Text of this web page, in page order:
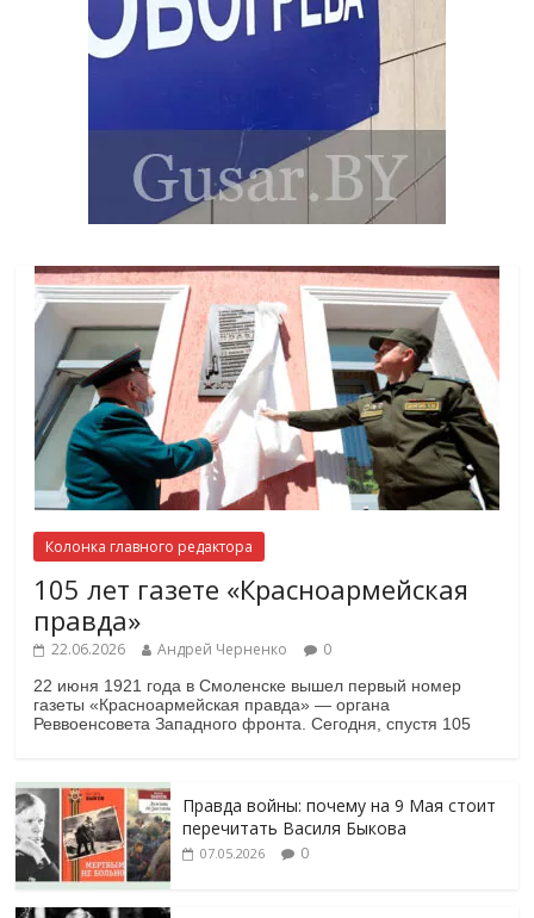
Колонка главного редактора
105 лет газете «Красноармейская
правда»
22.06.2026 Андрей Черненко 0
22 июня 1921 года в Смоленске вышел первый номер
газеты «Красноармейская правда» — органа
Реввоенсовета Западного фронта. Сегодня, спустя 105
Правда войны: почему на 9 Мая стоит
перечитать Василя Быкова
07.05.2026 0